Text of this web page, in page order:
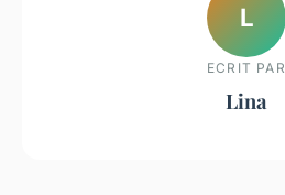
L
ECRIT PAR
Lina